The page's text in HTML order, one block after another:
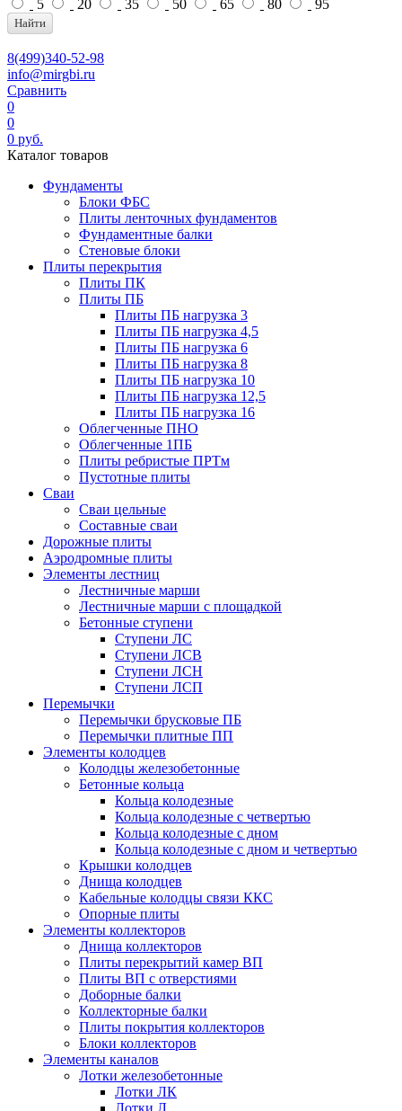
5
20 35 50 65 80 95
Найти
8(499)340-52-98
info@mirgbi.ru
Сравнить
0
0
0 руб.
Каталог товаров
Фундаменты
Блоки ФБС
Плиты ленточных фундаментов
Фундаментные балки
Стеновые блоки
Плиты перекрытия
Плиты ПК
Плиты ПБ
Плиты ПБ нагрузка 3
Плиты ПБ нагрузка 4,5
Плиты ПБ нагрузка 6
Плиты ПБ нагрузка 8
Плиты ПБ нагрузка 10
Плиты ПБ нагрузка 12,5
Плиты ПБ нагрузка 16
Облегченные ПНО
Облегченные 1ПБ
Плиты ребристые ПРТм
Пустотные плиты
Сваи
Сваи цельные
Составные сваи
Дорожные плиты
Аэродромные плиты
Элементы лестниц
Лестничные марши
Лестничные марши с площадкой
Бетонные ступени
Ступени ЛС
Ступени ЛСВ
Ступени ЛСН
Ступени ЛСП
Перемычки
Перемычки брусковые ПБ
Перемычки плитные ПП
Элементы колодцев
Колодцы железобетонные
Бетонные кольца
Кольца колодезные
Кольца колодезные с четвертью
Кольца колодезные с дном
Кольца колодезные с дном и четвертью
Крышки колодцев
Днища колодцев
Кабельные колодцы связи ККС
Опорные плиты
Элементы коллекторов
Днища коллекторов
Плиты перекрытий камер ВП
Плиты ВП с отверстиями
Доборные балки
Коллекторные балки
Плиты покрытия коллекторов
Блоки коллекторов
Элементы каналов
Лотки железобетонные
Лотки ЛК
Лотки Л